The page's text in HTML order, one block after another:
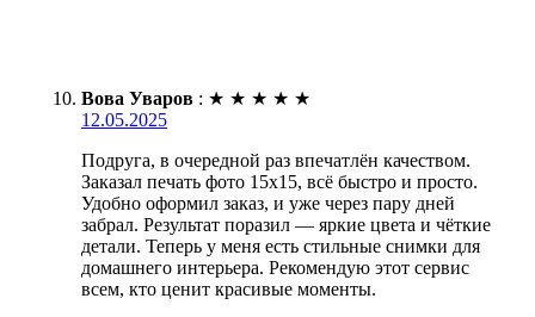
Вова Уваров : ★ ★ ★ ★ ★
12.05.2025
Подруга, в очередной раз впечатлён качеством.
Заказал печать фото 15х15, всё быстро и просто.
Удобно оформил заказ, и уже через пару дней
забрал. Результат поразил — яркие цвета и чёткие
детали. Теперь у меня есть стильные снимки для
домашнего интерьера. Рекомендую этот сервис
всем, кто ценит красивые моменты.